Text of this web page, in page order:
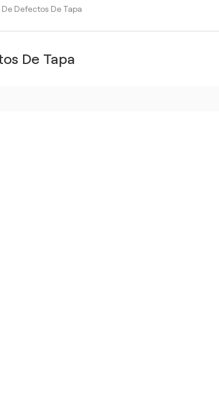
Defectos De Tapa
De Tapa